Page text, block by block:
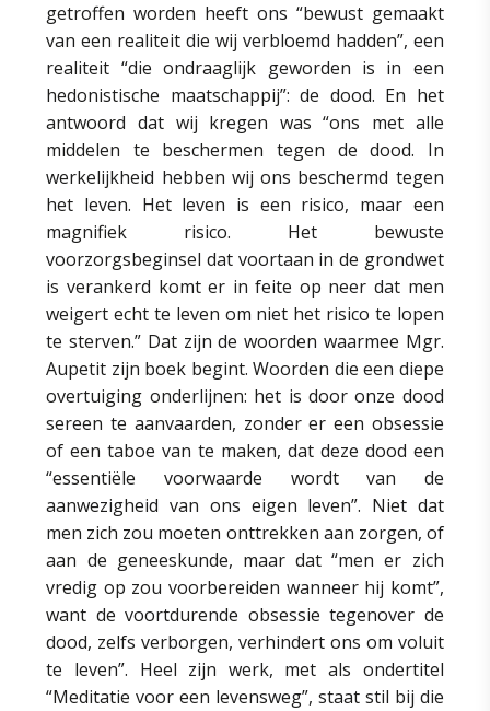
getroffen worden heeft ons “bewust gemaakt
van een realiteit die wij verbloemd hadden”, een
realiteit “die ondraaglijk geworden is in een
hedonistische maatschappij”: de dood. En het
antwoord dat wij kregen was “ons met alle
middelen te beschermen tegen de dood. In
werkelijkheid hebben wij ons beschermd tegen
het leven. Het leven is een risico, maar een
magnifiek risico. Het bewuste
voorzorgsbeginsel dat voortaan in de grondwet
is verankerd komt er in feite op neer dat men
weigert echt te leven om niet het risico te lopen
te sterven.” Dat zijn de woorden waarmee Mgr.
Aupetit zijn boek begint. Woorden die een diepe
overtuiging onderlijnen: het is door onze dood
sereen te aanvaarden, zonder er een obsessie
of een taboe van te maken, dat deze dood een
“essentiële voorwaarde wordt van de
aanwezigheid van ons eigen leven”. Niet dat
men zich zou moeten onttrekken aan zorgen, of
aan de geneeskunde, maar dat “men er zich
vredig op zou voorbereiden wanneer hij komt”,
want de voortdurende obsessie tegenover de
dood, zelfs verborgen, verhindert ons om voluit
te leven”. Heel zijn werk, met als ondertitel
“Meditatie voor een levensweg”, staat stil bij die